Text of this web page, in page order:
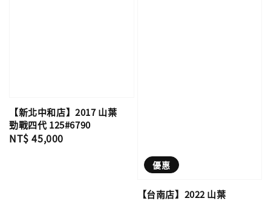
【新北中和店】2017 山葉
勁戰四代 125#6790
Regular
NT$ 45,000
優惠
【台南店】2022 山葉